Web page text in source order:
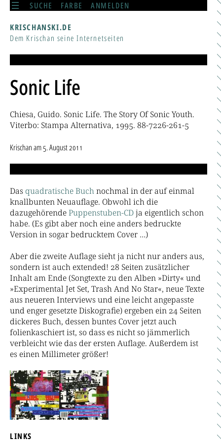
SUCHE FARBE ANMELDEN
KRISCHANSKI.DE
Dem Krischan seine Internetseiten
Sonic Life
Chiesa, Guido. Sonic Life. The Story Of Sonic Youth.
Viterbo: Stampa Alternativa, 1995. 88-7226-261-5
Krischanam5. August 2011
Das quadratische Buchnochmal in der auf einmal
knallbunten Neuauflage. Obwohl ich die
dazugehörendePuppenstuben-CDja eigentlich schon
habe. (Es gibt aber noch eine anders bedruckte
Version in sogar bedrucktem Cover …)
Aber die zweite Auflage sieht ja nicht nur anders aus,
sondern ist auch extended! 28 Seiten zusätzlicher
Inhalt am Ende (Songtexte zu den Alben »Dirty« und
»Experimental Jet Set, Trash And No Star«, neue Texte
aus neueren Interviews und eine leicht angepasste
und enger gesetzte Diskografie) ergeben ein 24 Seiten
dickeres Buch, dessen buntes Cover jetzt auch
folienkaschiert ist, so dass es nicht so jämmerlich
verbleicht wie das der ersten Auflage. Außerdem ist
es einen Millimeter größer!
LINKS